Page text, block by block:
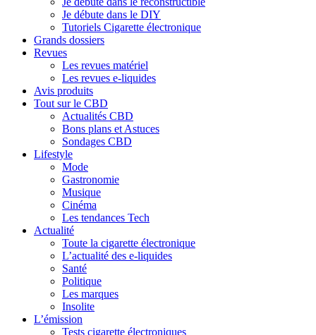
Je débute dans le DIY
Tutoriels Cigarette électronique
Grands dossiers
Revues
Les revues matériel
Les revues e-liquides
Avis produits
Tout sur le CBD
Actualités CBD
Bons plans et Astuces
Sondages CBD
Lifestyle
Mode
Gastronomie
Musique
Cinéma
Les tendances Tech
Actualité
Toute la cigarette électronique
L’actualité des e-liquides
Santé
Politique
Les marques
Insolite
L’émission
Tests cigarette électroniques